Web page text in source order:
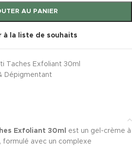
AU PANIER
à la liste de souhaits
Taches Exfoliant 30ml
Dépigmentant
Exfoliant 30ml
est un gel-crème à
avec un complexe